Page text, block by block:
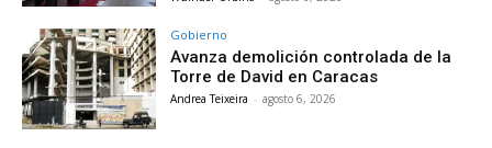
Gobierno
Avanza demolición controlada de la
Torre de David en Caracas
Andrea Teixeira - agosto 6, 2026